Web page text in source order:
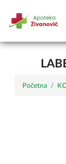
Početna